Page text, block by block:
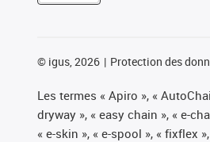
© igus, 2026 Protection des
Les termes « Apiro », «
dryway », « easy chain », « e-
« e-skin », « e-spool », « fixflex